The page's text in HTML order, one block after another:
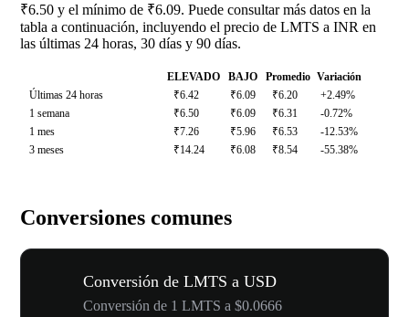
₹6.50 y el mínimo de ₹6.09. Puede consultar más datos en la
tabla a continuación, incluyendo el precio de LMTS a INR en
las últimas 24 horas, 30 días y 90 días.
ELEVADO BAJO Promedio Variación
Últimas 24 horas
₹6.42 ₹6.09 ₹6.20
+2.49%
1 semana
₹6.50 ₹6.09 ₹6.31
-0.72%
1 mes
₹7.26 ₹5.96 ₹6.53
-12.53%
3 meses
₹14.24 ₹6.08 ₹8.54 -55.38%
Conversiones comunes
Conversión de LMTS a USD
Conversión de 1 LMTS a $0.0666